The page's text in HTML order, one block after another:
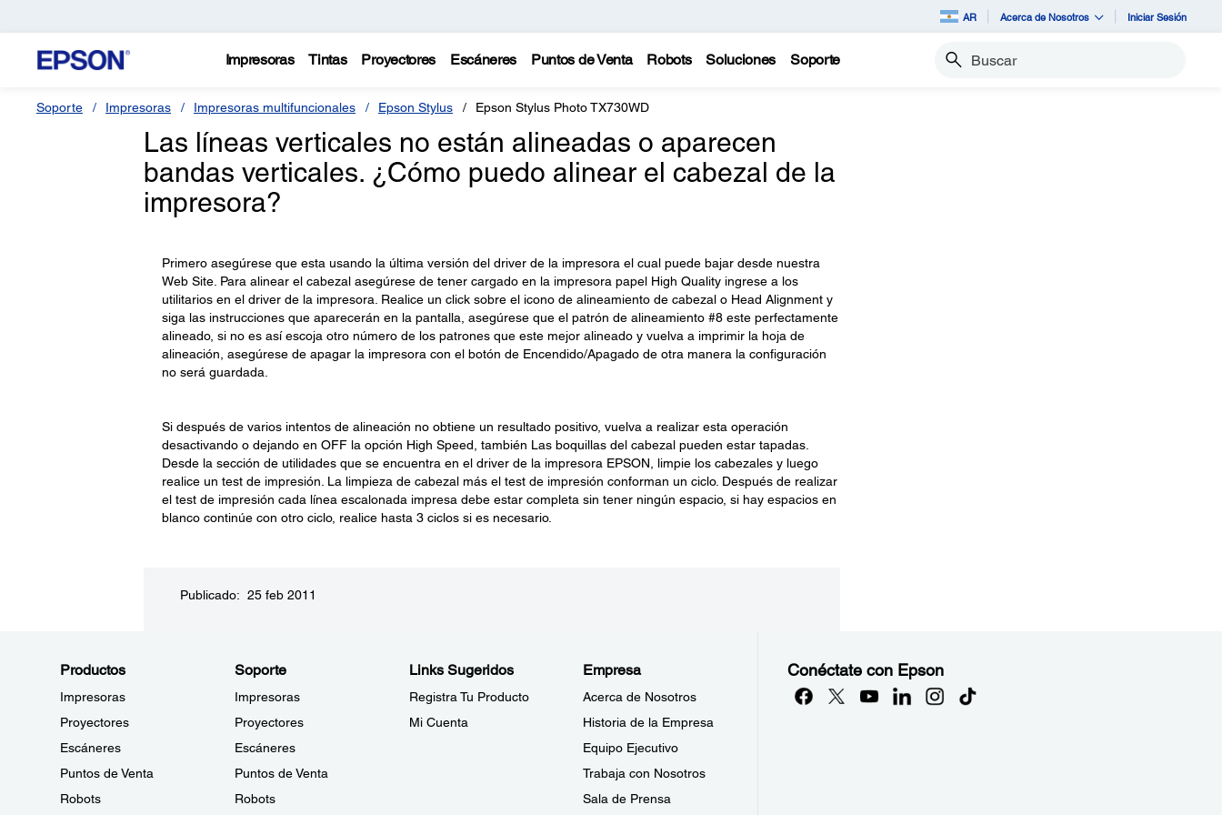
AR Acerca de Nosotros Iniciar Sesión
Impresoras Tintas Proyectores Escáneres Puntos de Venta Robots Soluciones Soporte Buscar
Soporte Impresoras Impresoras multifuncionales Epson Stylus Epson Stylus Photo TX730WD
Las líneas verticales no están alineadas o aparecen
bandas verticales. ¿Cómo puedo alinear el cabezal de la
impresora?
Primero asegúrese que esta usando la última versión del driver de la impresora el cual puede bajar desde nuestra
Web Site. Para alinear el cabezal asegúrese de tener cargado en la impresora papel High Quality ingrese a los
utilitarios en el driver de la impresora. Realice un click sobre el icono de alineamiento de cabezal o Head Alignment y
siga las instrucciones que aparecerán en la pantalla, asegúrese que el patrón de alineamiento #8 este perfectamente
alineado, si no es así escoja otro número de los patrones que este mejor alineado y vuelva a imprimir la hoja de
alineación, asegúrese de apagar la impresora con el botón de Encendido/Apagado de otra manera la configuración
no será guardada.
Si después de varios intentos de alineación no obtiene un resultado positivo, vuelva a realizar esta operación
desactivando o dejando en OFF la opción High Speed, también Las boquillas del cabezal pueden estar tapadas.
Desde la sección de utilidades que se encuentra en el driver de la impresora EPSON, limpie los cabezales y luego
realice un test de impresión. La limpieza de cabezal más el test de impresión conforman un ciclo. Después de realizar
el test de impresión cada línea escalonada impresa debe estar completa sin tener ningún espacio, si hay espacios en
blanco continúe con otro ciclo, realice hasta 3 ciclos si es necesario.
Publicado: 25 feb 2011
Productos
Impresoras
Proyectores
Escáneres
Puntos de Venta
Robots
Soporte
Impresoras
Proyectores
Escáneres
Puntos de Venta
Robots
Links Sugeridos
Registra Tu Producto
Mi Cuenta
Empresa
Acerca de Nosotros
Historia de la Empresa
Equipo Ejecutivo
Trabaja con Nosotros
Sala de Prensa
Conéctate con Epson